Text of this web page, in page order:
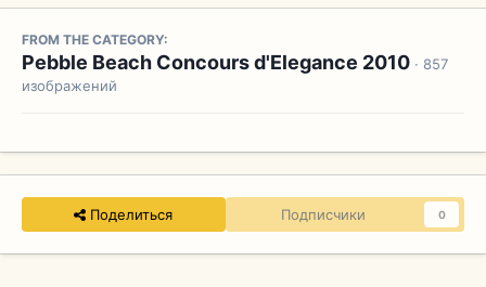
FROM THE CATEGORY:
Pebble Beach Concours d'Elegance 2010 · 857
изображений
Поделиться Подписчики 0